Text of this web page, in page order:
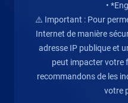
•
⚠️ Important : Pour
Internet de manière
adresse IP publique et
peut impacter
recommandons de les
votre